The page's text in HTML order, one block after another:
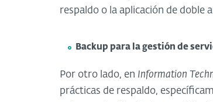
respaldo o la aplicación de doble
Backup para la gestión de
Por otro lado, en Information
prácticas de respaldo,